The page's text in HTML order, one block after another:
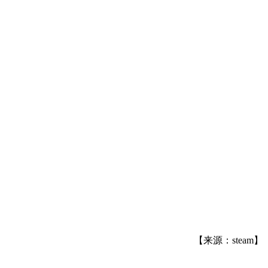
【来源：steam】